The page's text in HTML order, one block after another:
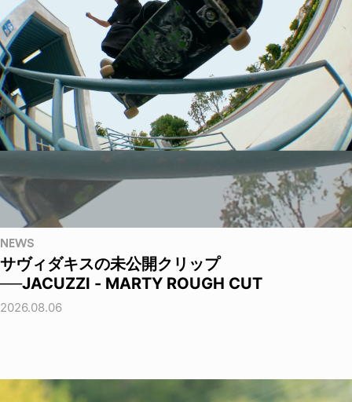
NEWS
サヴィダキスの未公開クリップ
──JACUZZI - MARTY ROUGH CUT
2026.08.06